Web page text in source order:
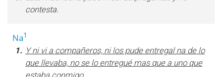
contesta.
Na1
1. Y ni vi a compañeros, ni los pude entregal na de lo
que llevaba, no se lo entregué mas que a uno que